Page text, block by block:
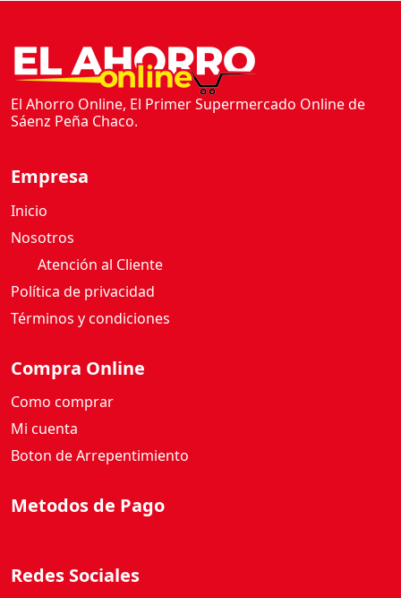
El Ahorro Online, El Primer Supermercado Online de
Sáenz Peña Chaco.
Empresa
Inicio
Nosotros
Atención al Cliente
Política de privacidad
Términos y condiciones
Compra Online
Como comprar
Mi cuenta
Boton de Arrepentimiento
Metodos de Pago
Redes Sociales